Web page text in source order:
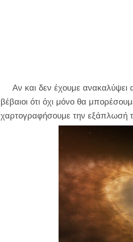
Αν και δεν έχουμε ανακαλύψει
βέβαιοι ότι όχι μόνο θα
χαρτογραφήσουμε την εξάπλωσή